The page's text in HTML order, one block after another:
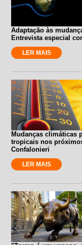
Adaptação às
Entrevista especial
LER MAIS
Mudanças climáticas
tropicais nos
Confalonieri
LER MAIS